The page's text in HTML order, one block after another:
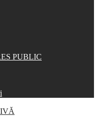
PUBLIC